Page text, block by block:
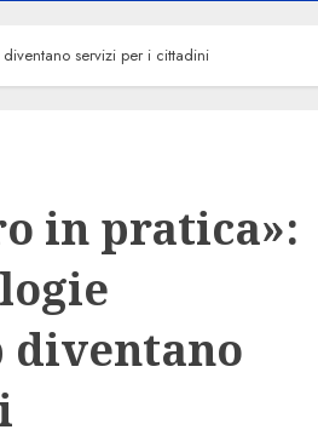
servizi per i cittadini
in pratica»:
diventano